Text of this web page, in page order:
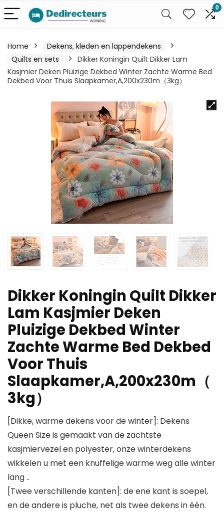
0
Home
Dekens, kleden en lappendekens
Quilts en sets
Dikker Koningin Quilt Dikker Lam
Kasjmier Deken Pluizige Dekbed Winter Zachte Warme Bed
Dekbed Voor Thuis Slaapkamer,A,200x230m（3kg）
Dikker Koningin Quilt Dikker
Lam Kasjmier Deken
Pluizige Dekbed Winter
Zachte Warme Bed Dekbed
Voor Thuis
Slaapkamer,A,200x230m（
3kg）
[Dikke, warme dekens voor de winter]: Dekens
Queen Size is gemaakt van de zachtste
kasjmiervezel en polyester, onze winterdekens
wikkelen u met een knuffelige warme weg alle winter
lang ..
[Twee verschillende kanten]: de ene kant is soepel,
en de andere is pluche, net als twee dekens in één.